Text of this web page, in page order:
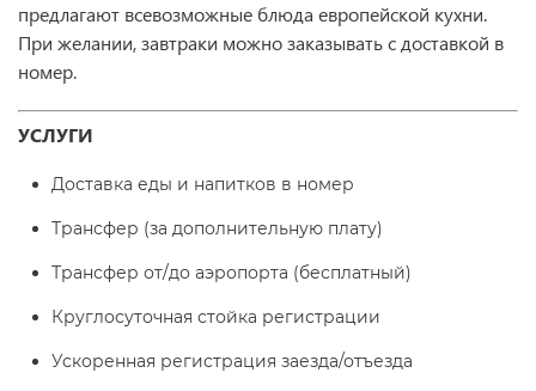
предлагают всевозможные блюда европейской кухни.
При желании, завтраки можно заказывать с доставкой в
номер.
УСЛУГИ
Доставка еды и напитков в номер
Трансфер (за дополнительную плату)
Трансфер от/до аэропорта (бесплатный)
Круглосуточная стойка регистрации
Ускоренная регистрация заезда/отъезда